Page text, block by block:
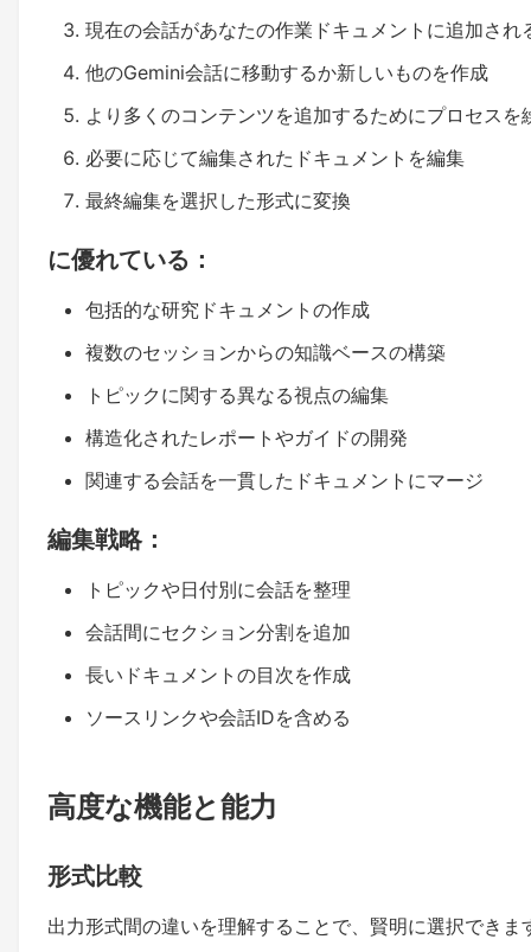
現在の会話があなたの作業ドキュメントに追加され
他のGemini会話に移動するか新しいものを作成
より多くのコンテンツを追加するためにプロセスを
必要に応じて編集されたドキュメントを編集
最終編集を選択した形式に変換
に優れている：
包括的な研究ドキュメントの作成
複数のセッションからの知識ベースの構築
トピックに関する異なる視点の編集
構造化されたレポートやガイドの開発
関連する会話を一貫したドキュメントにマージ
編集戦略：
トピックや日付別に会話を整理
会話間にセクション分割を追加
長いドキュメントの目次を作成
ソースリンクや会話IDを含める
高度な機能と能力
形式比較
出力形式間の違いを理解することで、賢明に選択できま